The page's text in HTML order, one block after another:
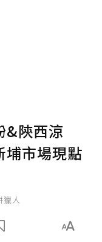
&陝西涼
埔市場現點
獵人